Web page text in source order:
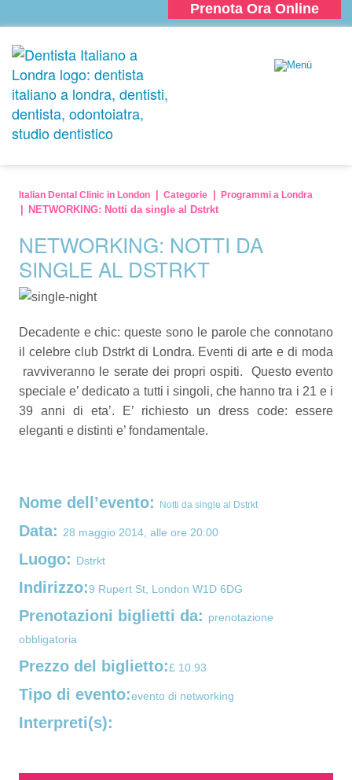
Prenota Ora Online
Italian Dental Clinic in London Categorie Programmi a Londra
NETWORKING: Notti da single al Dstrkt
NETWORKING: NOTTI DA
SINGLE AL DSTRKT
Decadente e chic: queste sono le parole che connotano
il celebre club Dstrkt di Londra. Eventi di arte e di moda
ravviveranno le serate dei propri ospiti. Questo evento
speciale e’ dedicato a tutti i singoli, che hanno tra i 21 e i
39 anni di eta’. E’ richiesto un dress code: essere
eleganti e distinti e’ fondamentale.
Nome dell’evento: Notti da single al Dstrkt
Data: 28 maggio 2014, alle ore 20:00
Luogo: Dstrkt
Indirizzo:9 Rupert St, London W1D 6DG
Prenotazioni biglietti da: prenotazione
obbligatoria
Prezzo del biglietto:£ 10.93
Tipo di evento:evento di networking
Interpreti(s):